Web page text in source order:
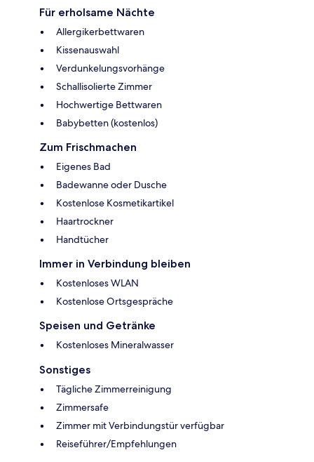
Für erholsame Nächte
Allergikerbettwaren
Kissenauswahl
Verdunkelungsvorhänge
Schallisolierte Zimmer
Hochwertige Bettwaren
Babybetten (kostenlos)
Zum Frischmachen
Eigenes Bad
Badewanne oder Dusche
Kostenlose Kosmetikartikel
Haartrockner
Handtücher
Immer in Verbindung bleiben
Kostenloses WLAN
Kostenlose Ortsgespräche
Speisen und Getränke
Kostenloses Mineralwasser
Sonstiges
Tägliche Zimmerreinigung
Zimmersafe
Zimmer mit Verbindungstür verfügbar
Reiseführer/Empfehlungen